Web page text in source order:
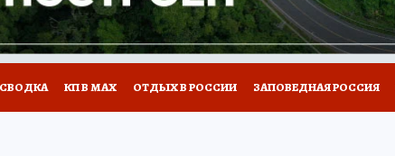
КП В МАХ ОТДЫХ В РОССИИ ЗАПОВЕДНАЯ РОССИЯ